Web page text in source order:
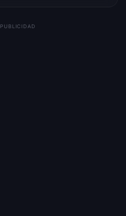
PUBLICIDAD